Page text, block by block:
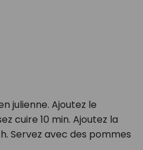
julienne. Ajoutez le
cuire 10 min. Ajoutez la
Servez avec des pommes